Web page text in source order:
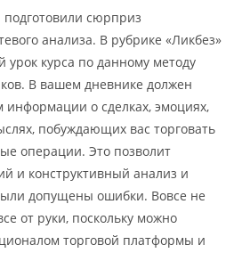
сюрприз
анализа. В рубрике «Ликбез»
курса по данному методу
В вашем дневнике должен
информации о сделках, эмоциях,
побуждающих вас торговать
операции. Это позволит
и конструктивный анализ и
допущены ошибки. Вовсе не
от руки, поскольку можно
торговой платформы и